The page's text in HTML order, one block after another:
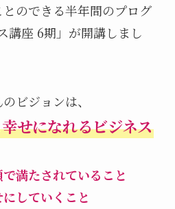
のできる半年間のプログ
講座 6期」が開講しまし
ビジョンは、
せになれるビジネス
満たされていること
していくこと